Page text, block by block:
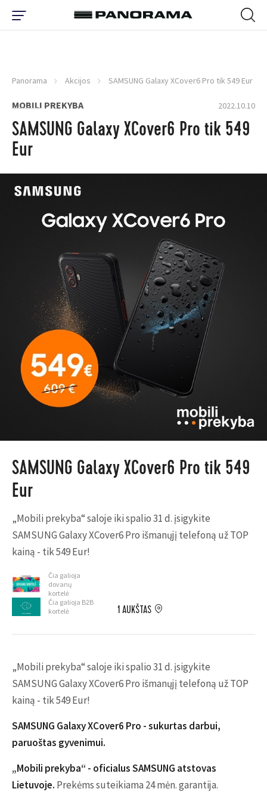
Panorama Akcijos SAMSUNG Galaxy XCover6 Pro tik 549 Eur
MOBILI PREKYBA 2022.10.10
SAMSUNG Galaxy XCover6 Pro tik 549
Eur
SAMSUNG Galaxy XCover6 Pro tik 549
Eur
„Mobili prekyba“ saloje iki spalio 31 d. įsigykite
SAMSUNG Galaxy XCover6 Pro išmanųjį telefoną už TOP
kainą - tik 549 Eur!
Čia galioja
dovanų
kortelė
Čia galioja B2B
kortelė
1 AUKŠTAS
„Mobili prekyba“ saloje iki spalio 31 d. įsigykite
SAMSUNG Galaxy XCover6 Pro išmanųjį telefoną už TOP
kainą - tik 549 Eur!
SAMSUNG Galaxy XCover6 Pro - sukurtas darbui,
paruoštas gyvenimui.
„Mobili prekyba“ - oficialus SAMSUNG atstovas
Lietuvoje. Prekėms suteikiama 24 mėn. garantija.